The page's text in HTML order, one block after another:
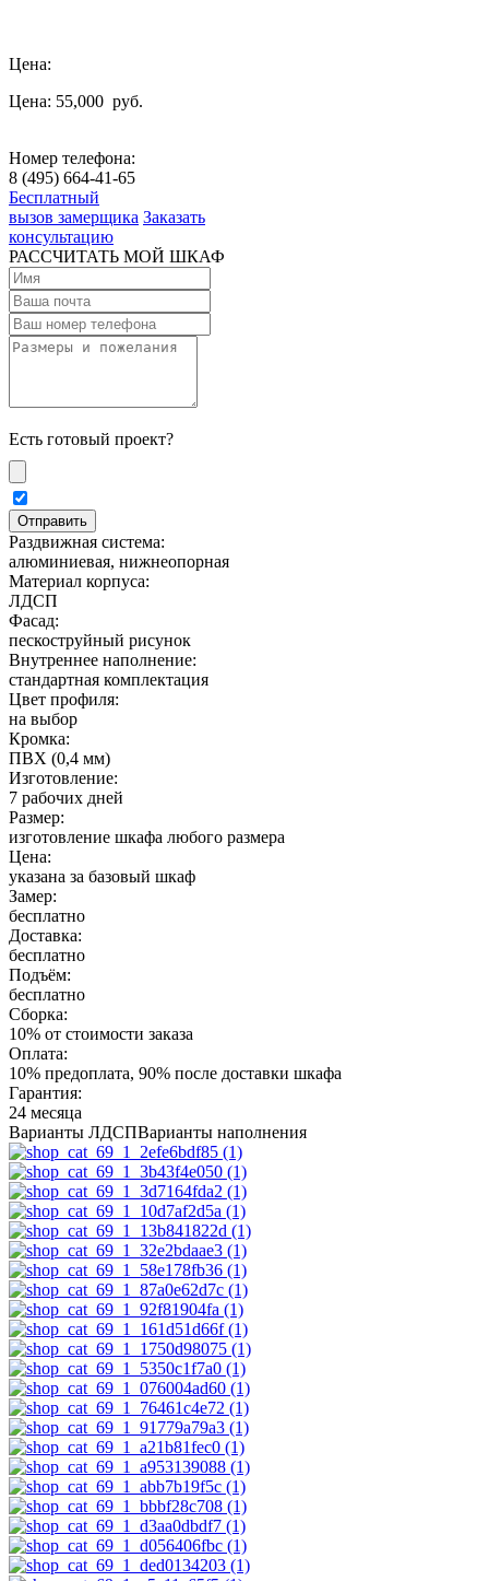
Цена:
Цена: 55,000 руб.
Номер телефона:
8 (495) 664-41-65
Бесплатный
вызов замерщика Заказать
консультацию
РАССЧИТАТЬ МОЙ ШКАФ
Есть готовый проект?
Раздвижная система:
алюминиевая, нижнеопорная
Материал корпуса:
ЛДСП
Фасад:
пескоструйный рисунок
Внутреннее наполнение:
стандартная комплектация
Цвет профиля:
на выбор
Кромка:
ПВХ (0,4 мм)
Изготовление:
7 рабочих дней
Размер:
изготовление шкафа любого размера
Цена:
указана за базовый шкаф
Замер:
бесплатно
Доставка:
бесплатно
Подъём:
бесплатно
Сборка:
10% от стоимости заказа
Оплата:
10% предоплата, 90% после доставки шкафа
Гарантия:
24 месяца
Варианты ЛДСПВарианты наполнения